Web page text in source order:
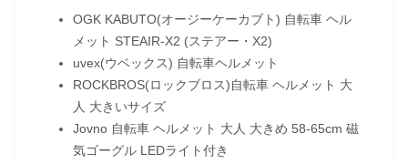
OGK KABUTO(オージーケーカブト) 自転車 ヘル
メット STEAIR-X2 (ステアー・X2)
uvex(ウベックス) 自転車ヘルメット
ROCKBROS(ロックブロス)自転車 ヘルメット 大
人 大きいサイズ
Jovno 自転車 ヘルメット 大人 大きめ 58-65cm 磁
気ゴーグル LEDライト付き